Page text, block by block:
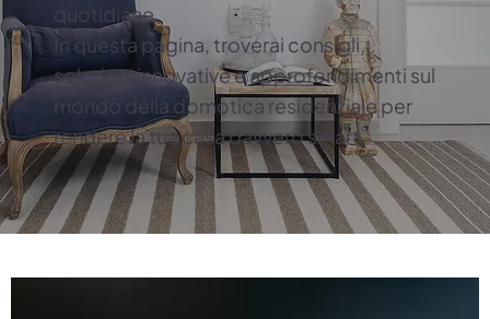
quotidiane.
In questa pagina, troverai consigli,
soluzioni innovative e approfondimenti sul
mondo della domotica residenziale per
rendere la tua casa davvero smart.